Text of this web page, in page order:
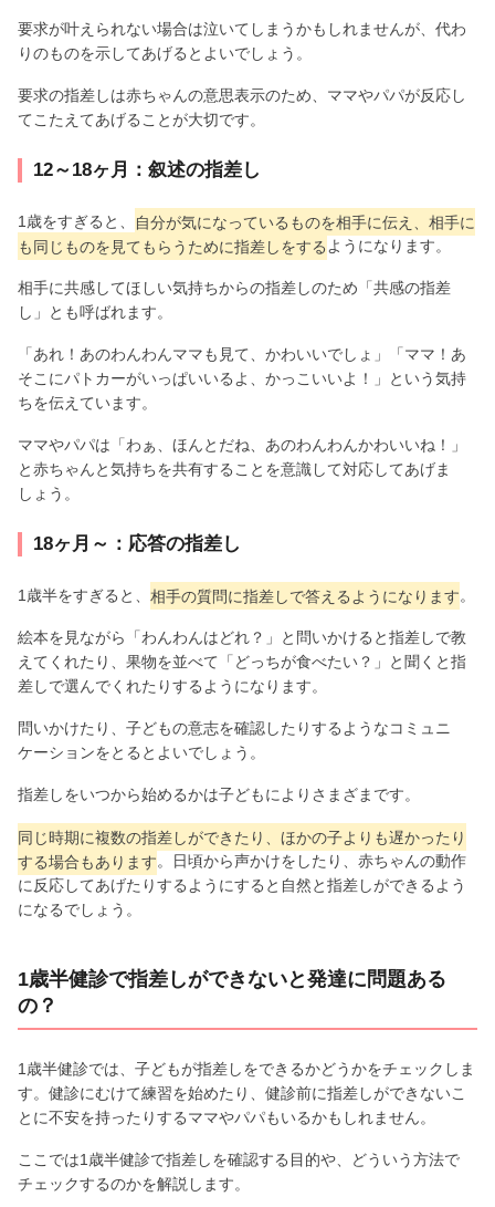
要求が叶えられない場合は泣いてしまうかもしれませんが、代わ
りのものを示してあげるとよいでしょう。
要求の指差しは赤ちゃんの意思表示のため、ママやパパが反応し
てこたえてあげることが大切です。
12～18ヶ月：叙述の指差し
1歳をすぎると、
自分が気になっているものを相手に伝え、相手に
も同じものを見てもらうために指差しをするようになります。
相手に共感してほしい気持ちからの指差しのため「共感の指差
し」とも呼ばれます。
「あれ！あのわんわんママも見て、かわいいでしょ」「ママ！あ
そこにパトカーがいっぱいいるよ、かっこいいよ！」という気持
ちを伝えています。
ママやパパは「わぁ、ほんとだね、あのわんわんかわいいね！」
と赤ちゃんと気持ちを共有することを意識して対応してあげま
しょう。
18ヶ月～：応答の指差し
1歳半をすぎると、 相手の質問に指差しで答えるようになります。
絵本を見ながら「わんわんはどれ？」と問いかけると指差しで教
えてくれたり、果物を並べて「どっちが食べたい？」と聞くと指
差しで選んでくれたりするようになります。
問いかけたり、子どもの意志を確認したりするようなコミュニ
ケーションをとるとよいでしょう。
指差しをいつから始めるかは子どもによりさまざまです。
同じ時期に複数の指差しができたり、ほかの子よりも遅かったり
する場合もあります。日頃から声かけをしたり、赤ちゃんの動作
に反応してあげたりするようにすると自然と指差しができるよう
になるでしょう。
1歳半健診で指差しができないと発達に問題ある
の？
1歳半健診では、子どもが指差しをできるかどうかをチェックしま
す。健診にむけて練習を始めたり、健診前に指差しができないこ
とに不安を持ったりするママやパパもいるかもしれません。
ここでは1歳半健診で指差しを確認する目的や、どういう方法で
チェックするのかを解説します。